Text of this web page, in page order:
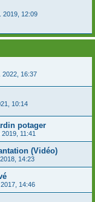
2019, 12:09
2022, 16:37
10:14
potager
11:41
(Vidéo)
14:23
14:46